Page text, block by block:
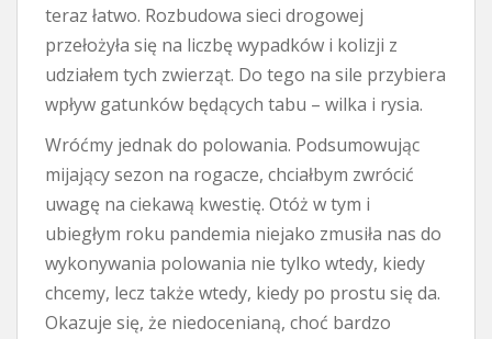
teraz łatwo. Rozbudowa sieci drogowej
przełożyła się na liczbę wypadków i kolizji z
udziałem tych zwierząt. Do tego na sile przybiera
wpływ gatunków będących tabu – wilka i rysia.
Wróćmy jednak do polowania. Podsumowując
mijający sezon na rogacze, chciałbym zwrócić
uwagę na ciekawą kwestię. Otóż w tym i
ubiegłym roku pandemia niejako zmusiła nas do
wykonywania polowania nie tylko wtedy, kiedy
chcemy, lecz także wtedy, kiedy po prostu się da.
Okazuje się, że niedocenianą, choć bardzo